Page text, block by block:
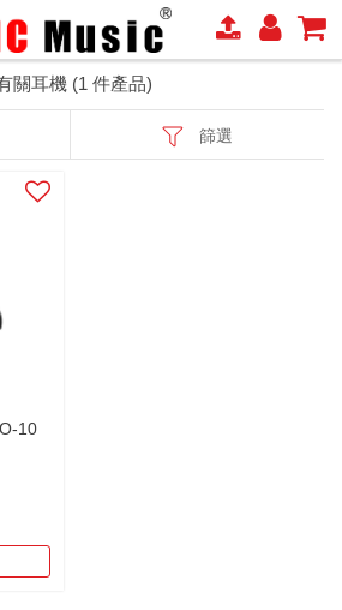
關耳機 (1 件產品)
篩選
10